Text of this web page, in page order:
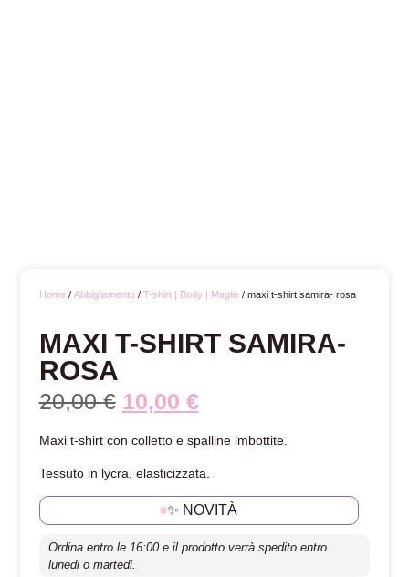
Home/ Abbigliamento/ T-shirt | Body | Maglie/ maxi t-shirt samira- rosa
MAXI T-SHIRT SAMIRA-
ROSA
20,00€ 10,00 €
Maxi t-shirt con colletto e spalline imbottite.
Tessuto in lycra, elasticizzata.
✨ NOVITÀ
Ordina entro le 16:00 e il prodotto verrà spedito entro
lunedi o martedi.